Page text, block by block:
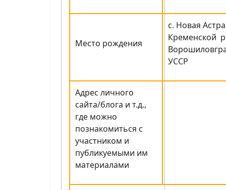
Место рождения
с. Новая
Кременской
УССР
Адрес личного
сайта/блога и т.д.,
где можно
познакомиться с
участником и
публикуемыми им
материалами